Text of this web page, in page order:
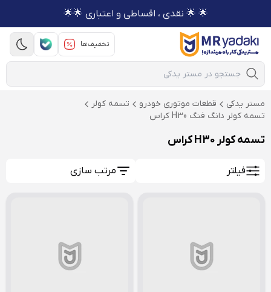
🌟 🌟 نقدی ، اقساطی و اعتباری 🌟🌟
تخفیف‌ها
Mobile Search
مستر یدکی قطعات موتوری خودرو
تسمه کولر
تسمه کولر دانگ فنگ H30 کراس
تسمه کولر H30 کراس
فیلتر مرتب سازی